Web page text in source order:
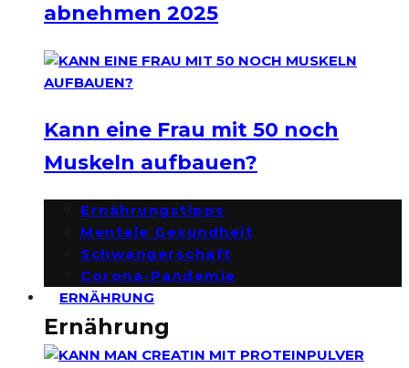
abnehmen 2025
Kann eine Frau mit 50 noch
Muskeln aufbauen?
Ernährungstipps
Mentale Gesundheit
Schwangerschaft
Corona-Pandemie
ERNÄHRUNG
Ernährung